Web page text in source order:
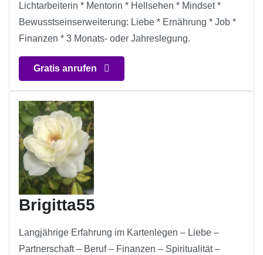
Lichtarbeiterin * Mentorin * Hellsehen * Mindset *
Bewusstseinserweiterung: Liebe * Ernährung * Job *
Finanzen * 3 Monats- oder Jahreslegung.
Gratis anrufen
Brigitta55
Langjährige Erfahrung im Kartenlegen – Liebe –
Partnerschaft – Beruf – Finanzen – Spiritualität –